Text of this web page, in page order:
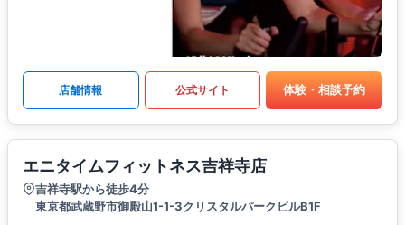
店舗情報 公式サイト 体験・相談予約
エニタイムフィットネス吉祥寺店
吉祥寺駅から徒歩4分
東京都武蔵野市御殿山1-1-3クリスタルパークビルB1F